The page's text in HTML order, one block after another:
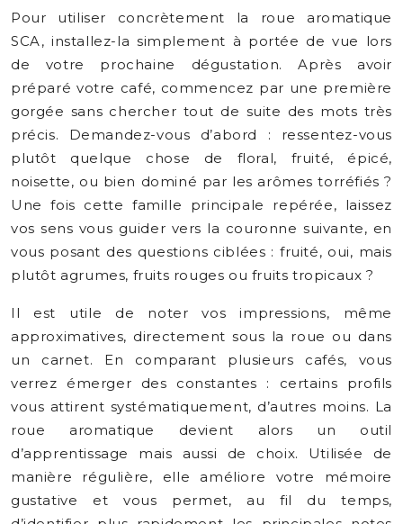
Pour utiliser concrètement la roue aromatique
SCA, installez-la simplement à portée de vue lors
de votre prochaine dégustation. Après avoir
préparé votre café, commencez par une première
gorgée sans chercher tout de suite des mots très
précis. Demandez-vous d’abord : ressentez-vous
plutôt quelque chose de floral, fruité, épicé,
noisette, ou bien dominé par les arômes torréfiés ?
Une fois cette famille principale repérée, laissez
vos sens vous guider vers la couronne suivante, en
vous posant des questions ciblées : fruité, oui, mais
plutôt agrumes, fruits rouges ou fruits tropicaux ?
Il est utile de noter vos impressions, même
approximatives, directement sous la roue ou dans
un carnet. En comparant plusieurs cafés, vous
verrez émerger des constantes : certains profils
vous attirent systématiquement, d’autres moins. La
roue aromatique devient alors un outil
d’apprentissage mais aussi de choix. Utilisée de
manière régulière, elle améliore votre mémoire
gustative et vous permet, au fil du temps,